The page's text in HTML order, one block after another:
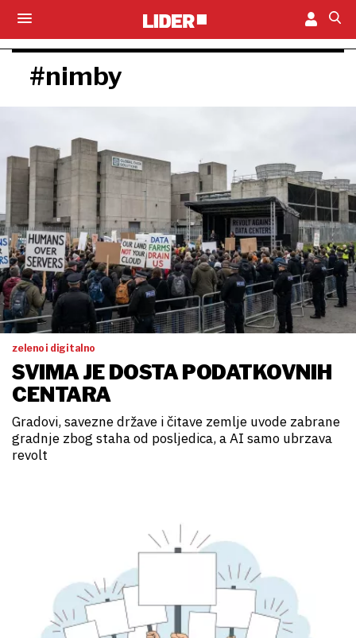
#nimby
zeleno i digitalno
SVIMA JE DOSTA PODATKOVNIH
CENTARA
Gradovi, savezne države i čitave zemlje uvode zabrane
gradnje zbog staha od posljedica, a AI samo ubrzava
revolt